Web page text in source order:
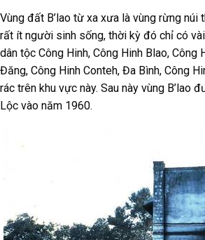
Vùng đất B’lao từ xa xưa là vùng rừng núi
rất ít người sinh sống, thời kỳ đó chỉ có
dân tộc Công Hinh, Công Hinh Blao, Công
Đăng, Công Hinh Conteh, Đa Bình, Công
rác trên khu vực này. Sau này vùng B’lao
Lộc vào năm 1960.